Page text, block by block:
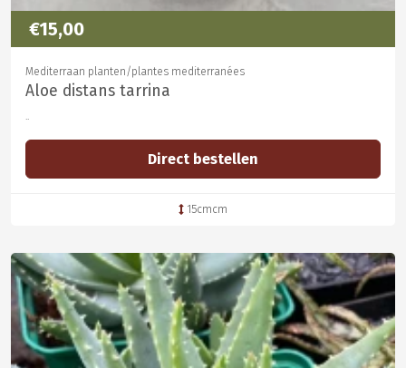
€15,00
Mediterraan planten/plantes mediterranées
Aloe distans tarrina
..
Direct bestellen
15cmcm